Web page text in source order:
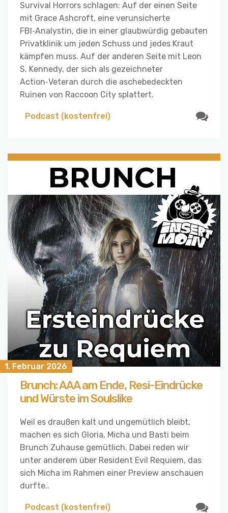
Survival Horrors schlagen: Auf der einen Seite
mit Grace Ashcroft, eine verunsicherte
FBI‑Analystin, die in einer glaubwürdig gebauten
Privatklinik um jeden Schuss und jedes Kraut
kämpfen muss. Auf der anderen Seite mit Leon
S. Kennedy, der sich als gezeichneter
Action‑Veteran durch die aschebedeckten
Ruinen von Raccoon City splattert.
Podcast (kostenfrei)
1. Februar 2026
Brunch: AAA am Ende, Resi-Eindrücke
und Würste im Soulslike
Weil es draußen kalt und ungemütlich bleibt,
machen es sich Gloria, Micha und Basti beim
Brunch Zuhause gemütlich. Dabei reden wir
unter anderem über Resident Evil Requiem, das
sich Micha im Rahmen einer Preview anschauen
durfte..
Podcast (kostenfrei)